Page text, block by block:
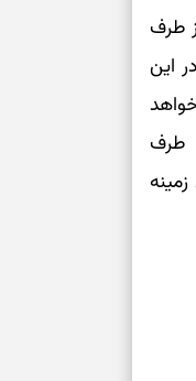
طرف
این
طرف